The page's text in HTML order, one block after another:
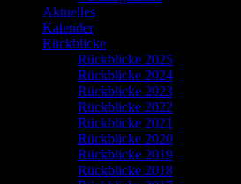
Aktuelles
Kalender
Rückblicke
Rückblicke 2025
Rückblicke 2024
Rückblicke 2023
Rückblicke 2022
Rückblicke 2021
Rückblicke 2020
Rückblicke 2019
Rückblicke 2018